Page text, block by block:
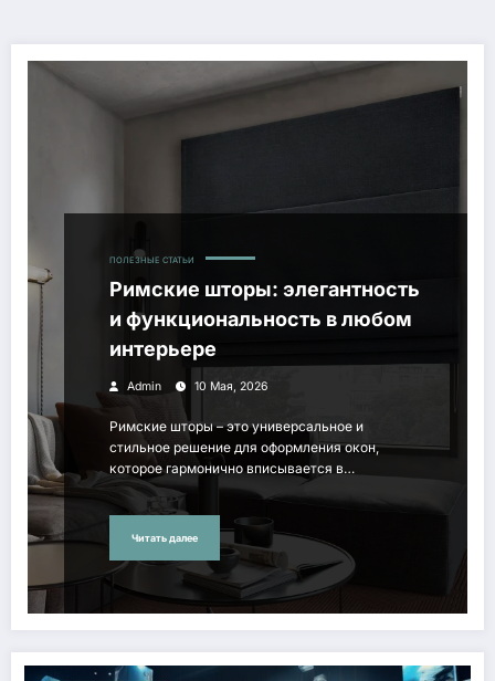
ПОЛЕЗНЫЕ СТАТЬИ
Римские шторы: элегантность
и функциональность в любом
интерьере
Admin 10 Мая, 2026
Римские шторы – это универсальное и
стильное решение для оформления окон,
которое гармонично вписывается в…
Читать далее